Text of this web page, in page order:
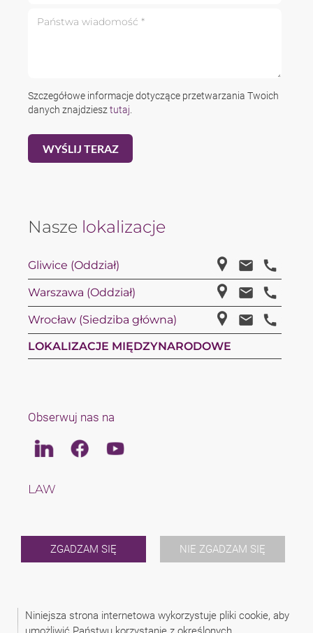
Niniejsza strona internetowa wykorzystuje pliki cookie, aby
ZGADZAM SIĘ NIE ZGADZAM SIĘ
Szczegółowe informacje dotyczące przetwarzania Twoich
danych znajdziesz tutaj
Nasze lokalizacje
Gliwice (Oddział)
Warszawa (Oddział)
Wrocław (Siedziba główna)
LOKALIZACJE MIĘDZYNARODOWE
Obserwuj nas na
LinkedinFacebookYoutube
LAW
KARIERA
O NAS
INTERNATIONAL